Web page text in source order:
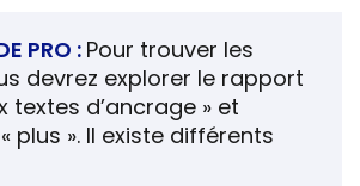
PRO :Pour trouver les
devrez explorer le rapport
textes d’ancrage » et
plus ». Il existe différents